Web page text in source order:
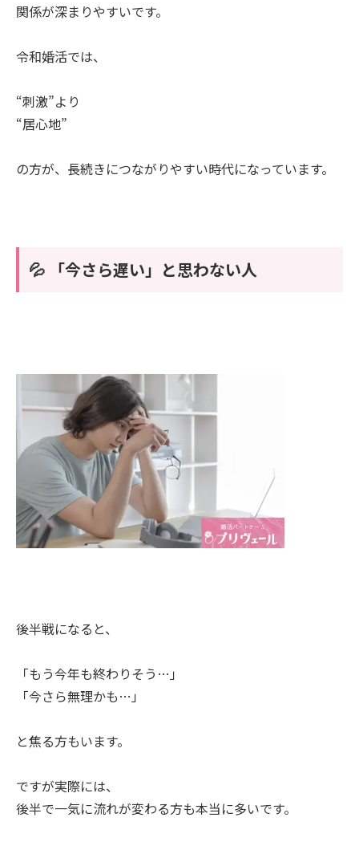
関係が深まりやすいです。
令和婚活では、
“刺激”より
“居心地”
の方が、長続きにつながりやすい時代になっています。
💦 「今さら遅い」と思わない人
後半戦になると、
「もう今年も終わりそう…」
「今さら無理かも…」
と焦る方もいます。
ですが実際には、
後半で一気に流れが変わる方も本当に多いです。